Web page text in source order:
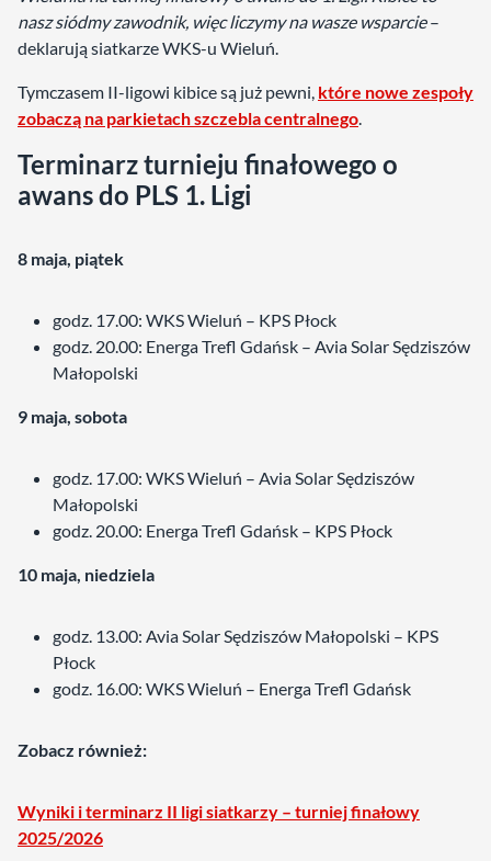
nasz siódmy zawodnik, więc liczymy na wasze wsparcie–
deklarują siatkarze WKS-u Wieluń.
Tymczasem II-ligowi kibice są już pewni, które nowe zespoły
zobaczą na parkietach szczebla centralnego.
Terminarz turnieju finałowego o
awans do PLS 1. Ligi
8 maja, piątek
godz. 17.00: WKS Wieluń – KPS Płock
godz. 20.00: Energa Trefl Gdańsk – Avia Solar Sędziszów
Małopolski
9 maja, sobota
godz. 17.00: WKS Wieluń – Avia Solar Sędziszów
Małopolski
godz. 20.00: Energa Trefl Gdańsk – KPS Płock
10 maja, niedziela
godz. 13.00: Avia Solar Sędziszów Małopolski – KPS
Płock
godz. 16.00: WKS Wieluń – Energa Trefl Gdańsk
Zobacz również:
Wyniki i terminarz II ligi siatkarzy – turniej finałowy
2025/2026